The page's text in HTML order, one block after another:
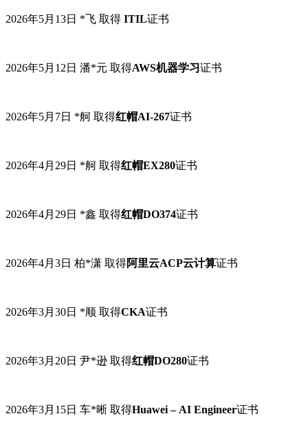
2026年5月13日 *飞 取得 ITIL证书
2026年5月12日 潘*元 取得AWS机器学习证书
2026年5月7日 *舸 取得红帽AI-267证书
2026年4月29日 *舸 取得红帽EX280证书
2026年4月29日 *鑫 取得红帽DO374证书
2026年4月3日 柏*潇 取得阿里云ACP云计算证书
2026年3月30日 *顺 取得CKA证书
2026年3月20日 尹*逊 取得红帽DO280证书
2026年3月15日 车*晰 取得Huawei – AI Engineer证书